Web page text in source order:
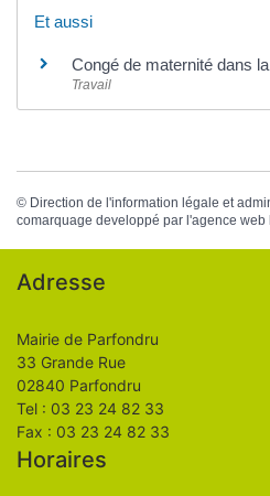
Et aussi
Congé de maternité dans
Travail
© Direction de l'information légale et
comarquage developpé par l'agence web
Adresse
Mairie de Parfondru
33 Grande Rue
02840 Parfondru
Tel : 03 23 24 82 33
Fax : 03 23 24 82 33
Horaires